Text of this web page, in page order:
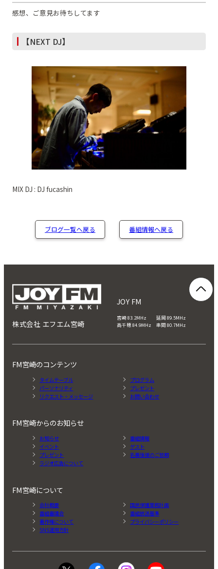
感想、ご意見お待ちしてます
【NEXT DJ】
MIX DJ : DJ fucashin
ブログ一覧へ戻る 番組情報へ戻る
株式会社 エフエム宮崎
JOY FM
宮崎 83.2MHz 延岡 89.5MHz
高千穂 84.9MHz 串間 80.7MHz
FM宮崎のコンテンツ
タイムテーブル
プログラム
パーソナリティ
プレゼント
リクエスト・メッセージ
お問い合わせ
FM宮崎からのお知らせ
お知らせ
番組情報
イベント
ゲスト
プレゼント
名義後援のご依頼
ラジオ広告について
FM宮崎について
会社概要
国民保護業務計画
番組審議会
番組放送基準
著作権について
プライバシーポリシー
SNS運用方針